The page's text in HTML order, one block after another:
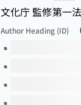
文化庁 監修第一
Author Heading (ID)
Volumes of this title